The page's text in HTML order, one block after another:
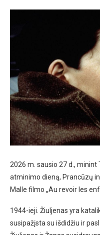
2026 m. sausio 27 d.,
atminimo dieną, Prancūzų
Malle filmo „Au revoir les
1944-ieji. Žiuljenas yra
susipažįsta su išdidžiu ir